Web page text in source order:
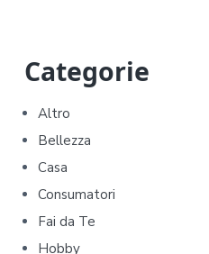
P
r
i
m
a
Categorie
Altro
Bellezza
Casa
Consumatori
Fai da Te
Hobby